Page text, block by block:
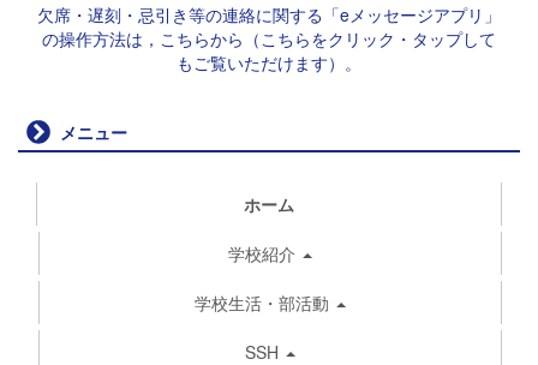
欠席・遅刻・忌引き等の連絡に関する「eメッセージアプリ」
の操作方法は，こちらから（こちらをクリック・タップして
もご覧いただけます）。
メニュー
ホーム
学校紹介
学校生活・部活動
SSH